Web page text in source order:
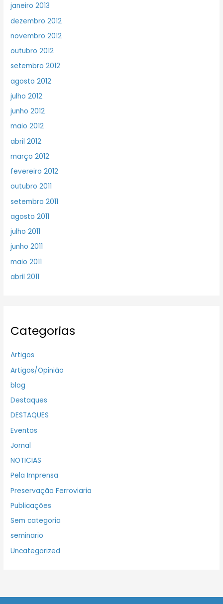
janeiro 2013
dezembro 2012
novembro 2012
outubro 2012
setembro 2012
agosto 2012
julho 2012
junho 2012
maio 2012
abril 2012
março 2012
fevereiro 2012
outubro 2011
setembro 2011
agosto 2011
julho 2011
junho 2011
maio 2011
abril 2011
Categorias
Artigos
Artigos/Opinião
blog
Destaques
DESTAQUES
Eventos
Jornal
NOTICIAS
Pela Imprensa
Preservação Ferroviaria
Publicações
Sem categoria
seminario
Uncategorized